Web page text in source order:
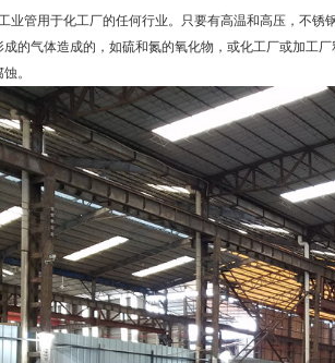
业管用于化工厂的任何行业。只要有高温和高压，不
成的气体造成的，如硫和氮的氧化物，或化工厂或加工
。